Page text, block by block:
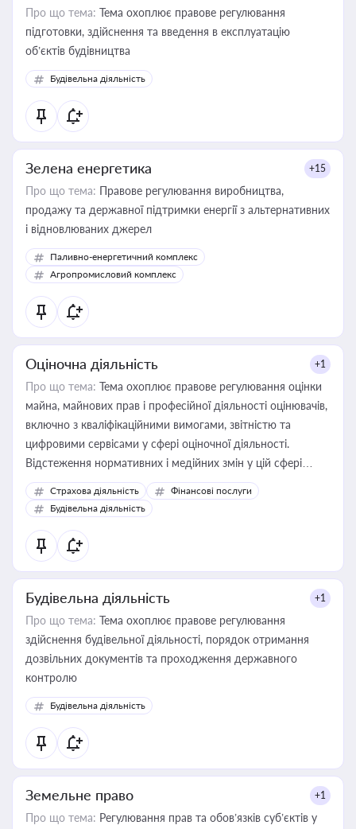
Про що тема: Тема охоплює правове регулювання
підготовки, здійснення та введення в експлуатацію
об’єктів будівництва
Будівельна діяльність
Зелена енергетика +15
Про що тема: Правове регулювання виробництва,
продажу та державної підтримки енергії з альтернативних
і відновлюваних джерел
Паливно-енергетичний комплекс
Агропромисловий комплекс
Оціночна діяльність +1
Про що тема: Тема охоплює правове регулювання оцінки
майна, майнових прав і професійної діяльності оцінювачів,
включно з кваліфікаційними вимогами, звітністю та
цифровими сервісами у сфері оціночної діяльності.
Відстеження нормативних і медійних змін у цій сфері
корисне для власника бізнесу, керівника, юриста або
бухгалтера під час оподаткування, приватизації, оренди
державного майна, корпоративних угод і перевірки
статусу суб'єктів оціночної діяльності
Страхова діяльність
Фінансові послуги
Будівельна діяльність
Будівельна діяльність +1
Про що тема: Тема охоплює правове регулювання
здійснення будівельної діяльності, порядок отримання
дозвільних документів та проходження державного
контролю
Будівельна діяльність
Земельне право +1
Про що тема: Регулювання прав та обов’язків суб’єктів у